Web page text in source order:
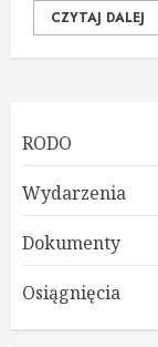
CZYTAJ DALEJ
RODO
Wydarzenia
Dokumenty
Osiągnięcia